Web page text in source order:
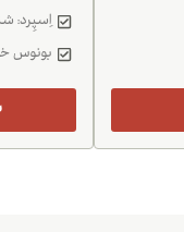
اِسپِرد:
بونوس